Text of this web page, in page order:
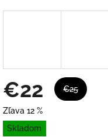
€22 €25
Zľava 12 %
Jednotková
cena:
Skladom